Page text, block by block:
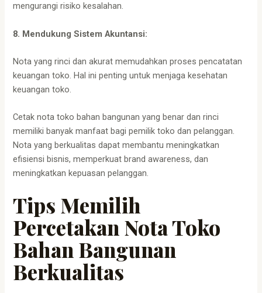
mengurangi risiko kesalahan.
8. Mendukung Sistem Akuntansi:
Nota yang rinci dan akurat memudahkan proses pencatatan
keuangan toko. Hal ini penting untuk menjaga kesehatan
keuangan toko.
Cetak nota toko bahan bangunan yang benar dan rinci
memiliki banyak manfaat bagi pemilik toko dan pelanggan.
Nota yang berkualitas dapat membantu meningkatkan
efisiensi bisnis, memperkuat brand awareness, dan
meningkatkan kepuasan pelanggan.
Tips Memilih
Percetakan Nota Toko
Bahan Bangunan
Berkualitas